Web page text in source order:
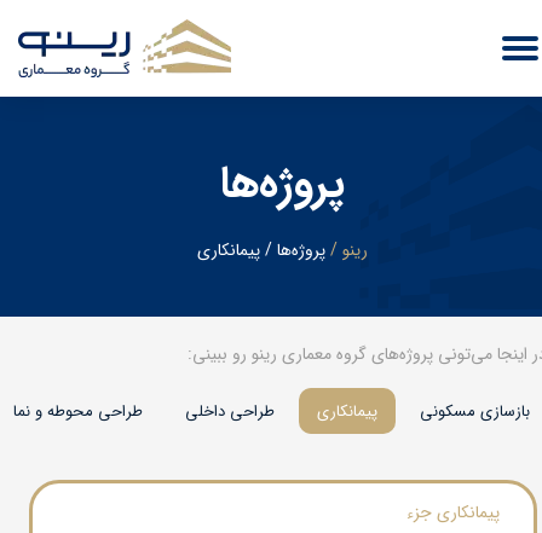
پروژه‌ها
​رینو/ پروژه‌ها/پیمانکاری
پیمانکاری جزء
اینجا می‌تونی پروژه‌های گروه معماری رینو رو ببینی:​​​​​​​
بازسازی مسکونی پیمانکاری طراحی داخلی طراحی محوطه و نما